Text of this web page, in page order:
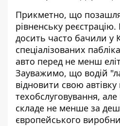
Прикметно, що
рівненську
досить часто бачили у
спеціалізованих
авто перед не менш
Зауважимо, що водій
відновити свою автівку
техобслуговування,
складе не менше за
європейського